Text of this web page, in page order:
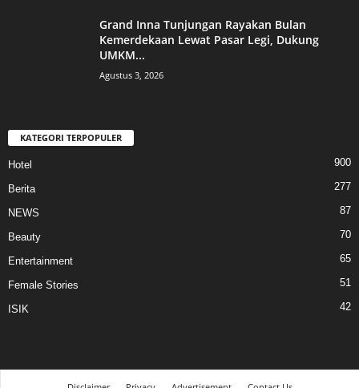
Grand Inna Tunjungan Rayakan Bulan
Kemerdekaan Lewat Pasar Legi, Dukung
UMKM...
Agustus 3, 2026
KATEGORI TERPOPULER
Hotel 900
Berita 277
NEWS 87
Beauty 70
Entertainment 65
Female Stories 51
ISIK 42